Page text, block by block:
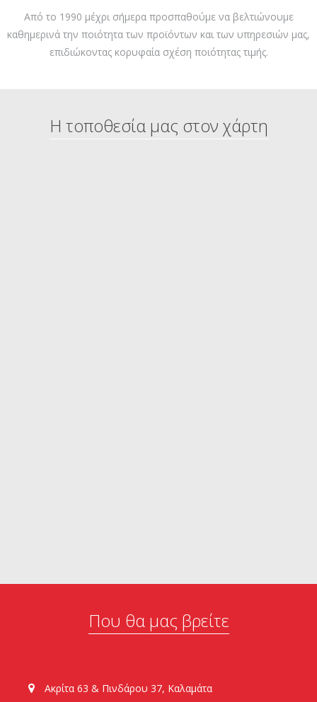
Από το 1990 μέχρι σήμερα προσπαθούμε να βελτιώνουμε
καθημερινά την ποιότητα των προϊόντων και των υπηρεσιών μας,
επιδιώκοντας κορυφαία σχέση ποιότητας τιμής.
Η τοποθεσία μας στον χάρτη
Που θα μας βρείτε
Ακρίτα 63 & Πινδάρου 37, Καλαμάτα